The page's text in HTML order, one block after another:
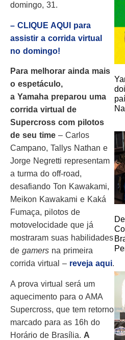
domingo, 31.
– CLIQUE AQUI para
assistir a corrida virtual
no domingo!
Para melhorar ainda mais
o espetáculo,
a Yamaha preparou uma
corrida virtual de
Supercross com pilotos
de seu time – Carlos
Campano, Tallys Nathan e
Jorge Negretti representam
a turma do off-road,
desafiando Ton Kawakami,
Meikon Kawakami e Kaká
Fumaça, pilotos de
motovelocidade que já
mostraram suas habilidades
de gamers na primeira
corrida virtual – reveja aqui.
A prova virtual será um
aquecimento para o AMA
Supercross, que tem retorno
marcado para as 16h do
Horário de Brasília. A